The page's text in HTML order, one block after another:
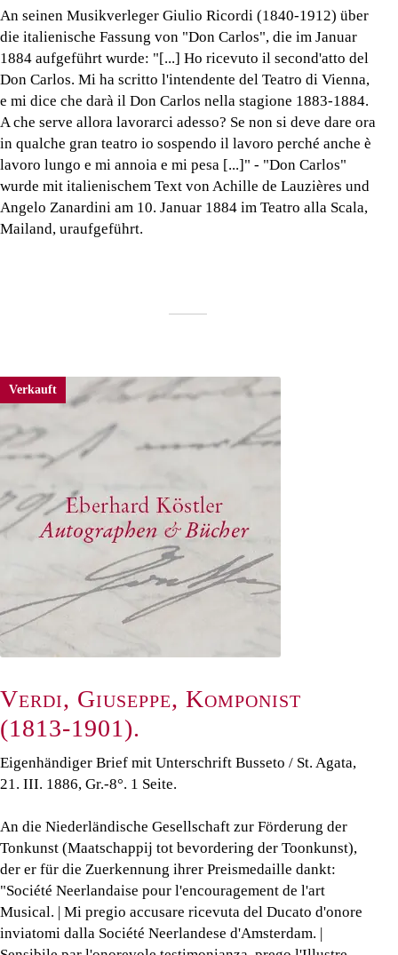
An seinen Musikverleger Giulio Ricordi (1840-1912) über
die italienische Fassung von "Don Carlos", die im Januar
1884 aufgeführt wurde: "[...] Ho ricevuto il second'atto del
Don Carlos. Mi ha scritto l'intendente del Teatro di Vienna,
e mi dice che darà il Don Carlos nella stagione 1883-1884.
A che serve allora lavorarci adesso? Se non si deve dare ora
in qualche gran teatro io sospendo il lavoro perché anche è
lavoro lungo e mi annoia e mi pesa [...]" - "Don Carlos"
wurde mit italienischem Text von Achille de Lauzières und
Angelo Zanardini am 10. Januar 1884 im Teatro alla Scala,
Mailand, uraufgeführt.
Verkauft
Verdi, Giuseppe, Komponist
(1813-1901).
Eigenhändiger Brief mit Unterschrift Busseto / St. Agata,
21. III. 1886, Gr.-8°. 1 Seite.
An die Niederländische Gesellschaft zur Förderung der
Tonkunst (Maatschappij tot bevordering der Toonkunst),
der er für die Zuerkennung ihrer Preismedaille dankt:
"Société Neerlandaise pour l'encouragement de l'art
Musical. | Mi pregio accusare ricevuta del Ducato d'onore
inviatomi dalla Société Neerlandese d'Amsterdam. |